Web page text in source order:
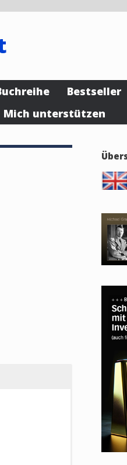
Bestseller
Mich unterstützen
Menschen